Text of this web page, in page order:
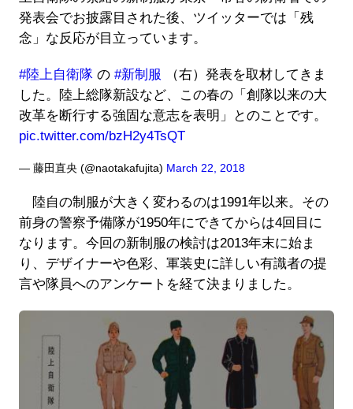
発表会でお披露目された後、ツイッターでは「残
念」な反応が目立っています。
#陸上自衛隊の #新制服 （右）発表を取材してきま
した。陸上総隊新設など、この春の「創隊以来の大
改革を断行する強固な意志を表明」とのことです。
pic.twitter.com/bzH2y4TsQT
— 藤田直央 (@naotakafujita) March 22, 2018
陸自の制服が大きく変わるのは1991年以来。その
前身の警察予備隊が1950年にできてからは4回目に
なります。今回の新制服の検討は2013年末に始ま
り、デザイナーや色彩、軍装史に詳しい有識者の提
言や隊員へのアンケートを経て決まりました。